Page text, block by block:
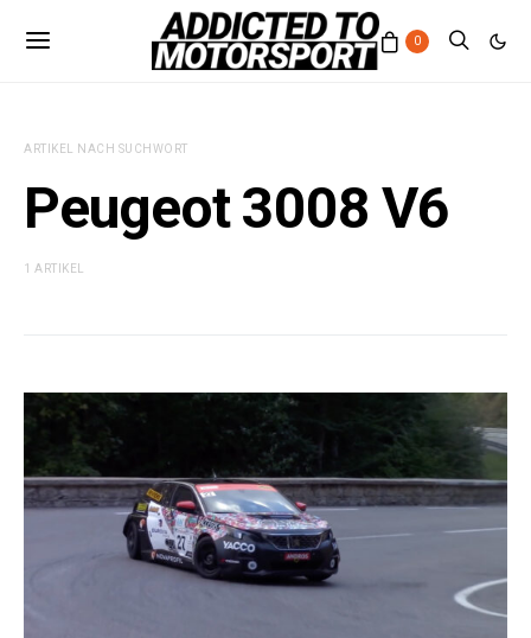
0
ARTIKEL NACH SUCHWORT
Peugeot 3008 V6
1 ARTIKEL